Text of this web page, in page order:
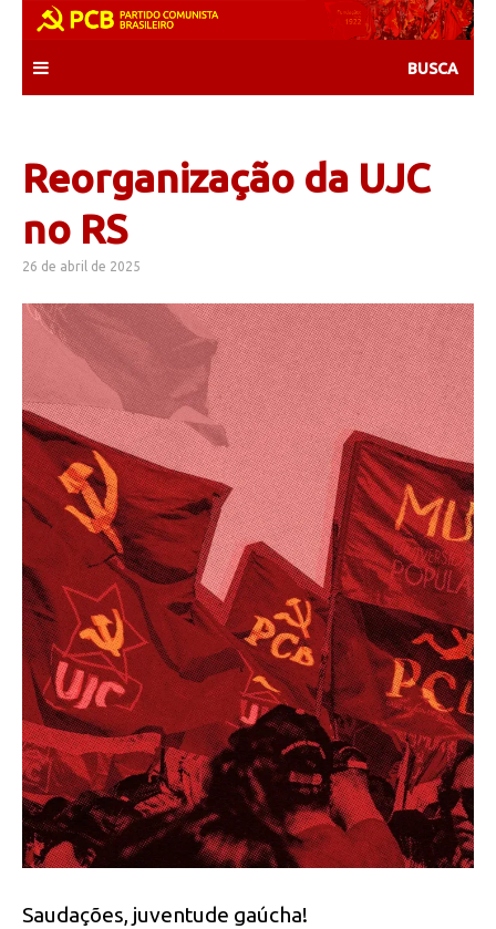
content
Reorganização da UJC
no RS
26 de abril de 2025
Saudações, juventude gaúcha!